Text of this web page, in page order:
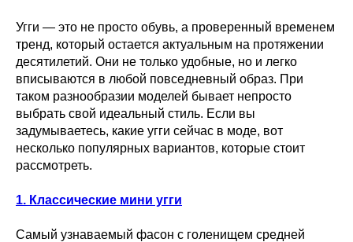
Угги — это не просто обувь, а проверенный временем
тренд, который остается актуальным на протяжении
десятилетий. Они не только удобные, но и легко
вписываются в любой повседневный образ. При
таком разнообразии моделей бывает непросто
выбрать свой идеальный стиль. Если вы
задумываетесь, какие угги сейчас в моде, вот
несколько популярных вариантов, которые стоит
рассмотреть.
1. Классические мини угги
Самый узнаваемый фасон с голенищем средней